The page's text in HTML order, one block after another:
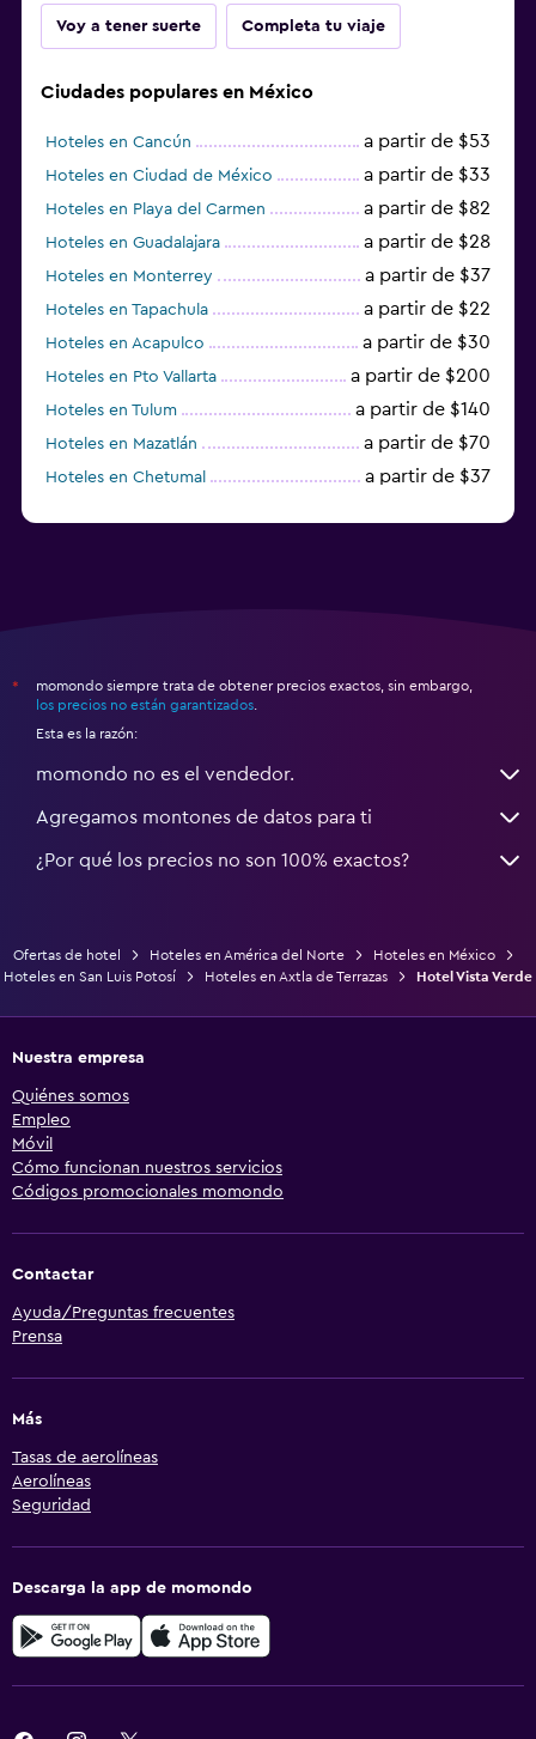
Voy a tener suerte Completa tu viaje
Ciudades populares en México
Hoteles en Cancún a partir de $53
Hoteles en Ciudad de México a partir de $33
Hoteles en Playa del Carmen a partir de $82
Hoteles en Guadalajara a partir de $28
Hoteles en Monterrey a partir de $37
Hoteles en Tapachula a partir de $22
Hoteles en Acapulco a partir de $30
Hoteles en Pto Vallarta a partir de $200
Hoteles en Tulum a partir de $140
Hoteles en Mazatlán a partir de $70
Hoteles en Chetumal a partir de $37
*
momondo siempre trata de obtener precios exactos, sin embargo,
los precios no están garantizados
Esta es la razón:
momondo no es el vendedor.
Agregamos montones de datos para ti
¿Por qué los precios no son 100% exactos?
Ofertas de hotel Hoteles en América del Norte
Hoteles en México
Hoteles en San Luis Potosí
Hoteles en Axtla de Terrazas Hotel Vista Verde
Nuestra empresa
Quiénes somos
Empleo
Móvil
Cómo funcionan nuestros servicios
Códigos promocionales momondo
Contactar
Ayuda/Preguntas frecuentes
Prensa
Más
Tasas de aerolíneas
Aerolíneas
Seguridad
Descarga la app de momondo